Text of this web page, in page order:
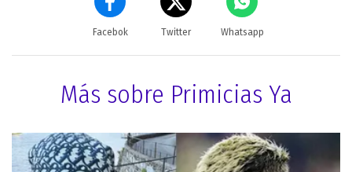
Facebok Twitter Whatsapp
Más sobre Primicias Ya